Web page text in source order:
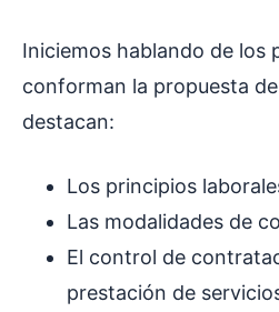
Iniciemos hablando de los
conforman la propuesta
destacan:
Los principios
Las modalidades de
El control de
prestación de